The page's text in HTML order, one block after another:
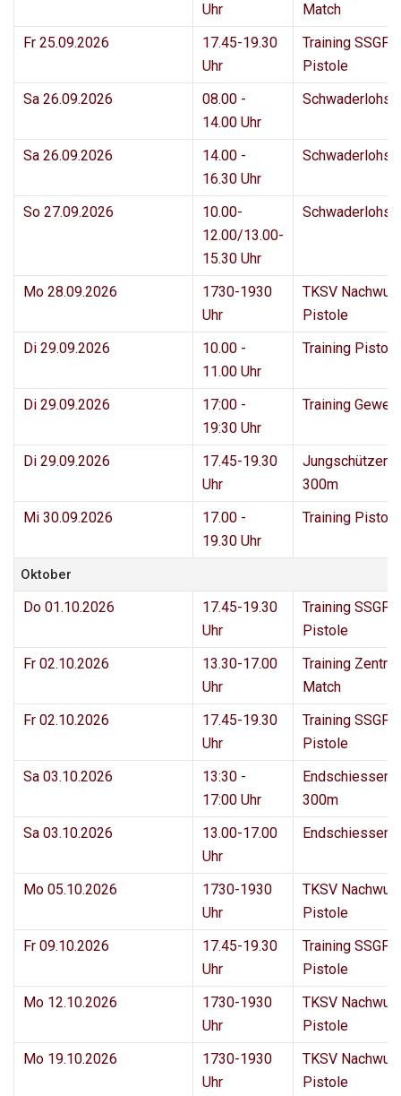
Uhr
Match
Fr 25.09.2026
17.45-19.30
Uhr
Training SSGF
Pistole
Sa 26.09.2026
08.00 -
14.00 Uhr
Sa 26.09.2026
14.00 -
16.30 Uhr
So 27.09.2026
10.00-
12.00/13.00-
15.30 Uhr
Mo 28.09.2026
1730-1930
Uhr
TKSV
Pistole
Di 29.09.2026
10.00 -
11.00 Uhr
Training
Di 29.09.2026
17:00 -
19:30 Uhr
Training
Di 29.09.2026
17.45-19.30
Uhr
300m
Mi 30.09.2026
17.00 -
19.30 Uhr
Training
Oktober
Do 01.10.2026
17.45-19.30
Uhr
Training SSGF
Pistole
Fr 02.10.2026
13.30-17.00
Uhr
Training
Match
Fr 02.10.2026
17.45-19.30
Uhr
Training SSGF
Pistole
Sa 03.10.2026
13:30 -
17:00 Uhr
Endschiessen
300m
Sa 03.10.2026
13.00-17.00
Uhr
Endschiessen
Mo 05.10.2026
1730-1930
Uhr
TKSV
Pistole
Fr 09.10.2026
17.45-19.30
Uhr
Training SSGF
Pistole
Mo 12.10.2026
1730-1930
Uhr
TKSV
Pistole
Mo 19.10.2026
1730-1930
Uhr
TKSV
Pistole